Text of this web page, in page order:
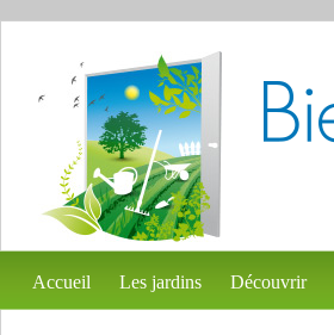
Accueil Les jardins Découvrir